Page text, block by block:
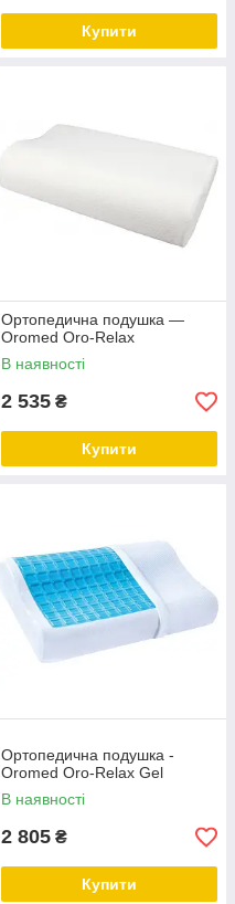
Купити
Ортопедична подушка —
Oromed Oro-Relax
В наявності
2 535 ₴
Купити
Ортопедична подушка -
Oromed Oro-Relax Gel
В наявності
2 805 ₴
Купити